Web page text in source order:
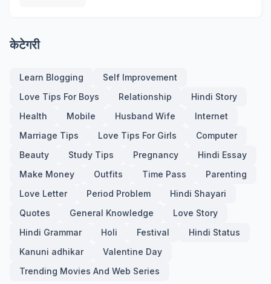
केटेगरी
Learn Blogging
Self Improvement
Love Tips For Boys
Relationship
Hindi Story
Health
Mobile Husband Wife
Internet
Marriage Tips
Love Tips For Girls
Computer
Beauty
Study Tips Pregnancy
Hindi Essay
Make Money
Outfits Time Pass
Parenting
Love Letter
Period Problem
Hindi Shayari
Quotes
General Knowledge
Love Story
Hindi Grammar
Holi Festival
Hindi Status
Kanuni adhikar
Valentine Day
Trending Movies And Web Series